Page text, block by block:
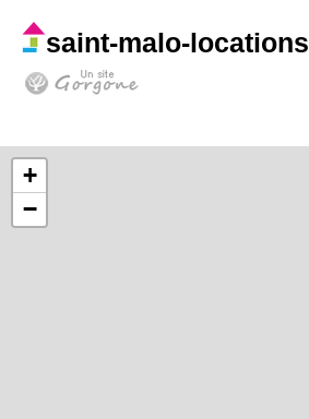
saint-malo-locations
+
−